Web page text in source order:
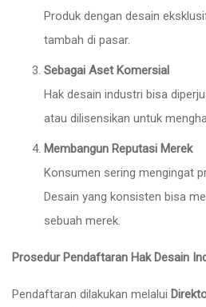
Produk dengan desain
tambah di pasar.
Sebagai Aset Komersial
Hak desain industri bisa
atau dilisensikan untuk
Membangun Reputasi Merek
Konsumen sering mengingat
Desain yang konsisten bisa
sebuah merek.
Prosedur Pendaftaran Hak Desain
Pendaftaran dilakukan melalui